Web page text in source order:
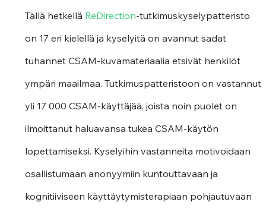
Tällä hetkellä ReDirection-tutkimuskyselypatteristo
on 17 eri kielellä ja kyselyitä on avannut sadat
tuhannet CSAM-kuvamateriaalia etsivät henkilöt
ympäri maailmaa. Tutkimuspatteristoon on vastannut
yli 17 000 CSAM-käyttäjää, joista noin puolet on
ilmoittanut haluavansa tukea CSAM-käytön
lopettamiseksi. Kyselyihin vastanneita motivoidaan
osallistumaan anonyymiin kuntouttavaan ja
kognitiiviseen käyttäytymisterapiaan pohjautuvaan